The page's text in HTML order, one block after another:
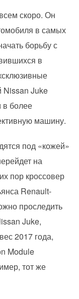
скоро. Он
в самых
борьбу с
в
Nissan Juke
более
машину.
под «кожей»
на
пор кроссовер
Renault-
проследить
Juke,
2017 года,
Module
тот же